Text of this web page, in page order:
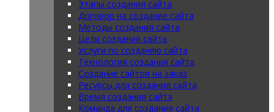
Этапы создания сайта
Договор на создание сайта
Методы создания сайта
Цели создания сайта
Услуги по созданию сайта
Технология создания сайта
Создание сайтов на заказ
Ресурсы для создания сайта
Время создания сайта
Команда для создания сайта